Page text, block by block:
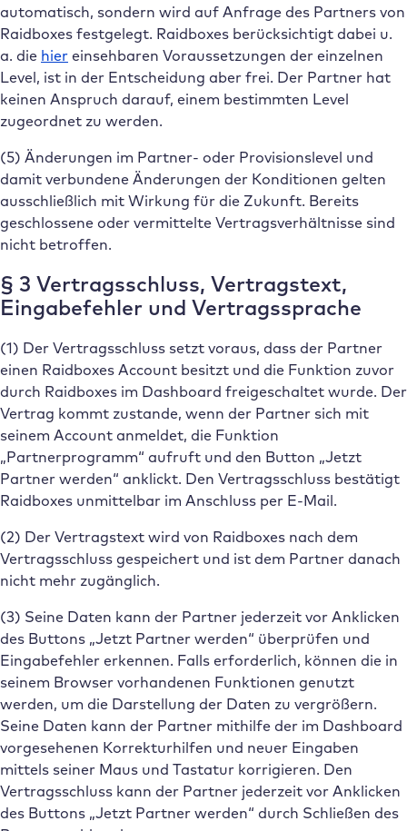
automatisch, sondern wird auf Anfrage des Partners von
Raidboxes festgelegt. Raidboxes berücksichtigt dabei u.
a. die hier einsehbaren Voraussetzungen der einzelnen
Level, ist in der Entscheidung aber frei. Der Partner hat
keinen Anspruch darauf, einem bestimmten Level
zugeordnet zu werden.
(5) Änderungen im Partner- oder Provisionslevel und
damit verbundene Änderungen der Konditionen gelten
ausschließlich mit Wirkung für die Zukunft. Bereits
geschlossene oder vermittelte Vertragsverhältnisse sind
nicht betroffen.
§ 3 Vertragsschluss, Vertragstext,
Eingabefehler und Vertragssprache
(1) Der Vertragsschluss setzt voraus, dass der Partner
einen Raidboxes Account besitzt und die Funktion zuvor
durch Raidboxes im Dashboard freigeschaltet wurde. Der
Vertrag kommt zustande, wenn der Partner sich mit
seinem Account anmeldet, die Funktion
„Partnerprogramm“ aufruft und den Button „Jetzt
Partner werden“ anklickt. Den Vertragsschluss bestätigt
Raidboxes unmittelbar im Anschluss per E-Mail.
(2) Der Vertragstext wird von Raidboxes nach dem
Vertragsschluss gespeichert und ist dem Partner danach
nicht mehr zugänglich.
(3) Seine Daten kann der Partner jederzeit vor Anklicken
des Buttons „Jetzt Partner werden“ überprüfen und
Eingabefehler erkennen. Falls erforderlich, können die in
seinem Browser vorhandenen Funktionen genutzt
werden, um die Darstellung der Daten zu vergrößern.
Seine Daten kann der Partner mithilfe der im Dashboard
vorgesehenen Korrekturhilfen und neuer Eingaben
mittels seiner Maus und Tastatur korrigieren. Den
Vertragsschluss kann der Partner jederzeit vor Anklicken
des Buttons „Jetzt Partner werden“ durch Schließen des